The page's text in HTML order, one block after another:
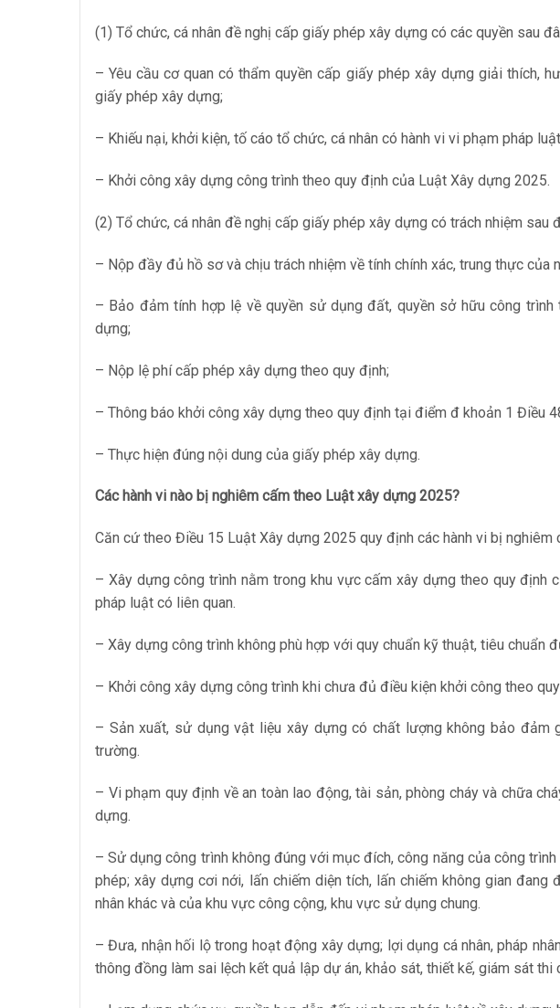
(1) Tổ chức, cá nhân đề nghị cấp giấy phép xây dựng có các quyền sau
– Yêu cầu cơ quan có thẩm quyền cấp giấy phép xây dựng giải thích,
giấy phép xây dựng;
– Khiếu nại, khởi kiện, tố cáo tổ chức, cá nhân có hành vi vi phạm pháp
– Khởi công xây dựng công trình theo quy định của Luật Xây dựng 2025.
(2) Tổ chức, cá nhân đề nghị cấp giấy phép xây dựng có trách nhiệm sau
– Nộp đầy đủ hồ sơ và chịu trách nhiệm về tính chính xác, trung thực
– Bảo đảm tính hợp lệ về quyền sử dụng đất, quyền sở hữu công
dựng;
– Nộp lệ phí cấp phép xây dựng theo quy định;
– Thông báo khởi công xây dựng theo quy định tại điểm đ khoản 1 Điều
– Thực hiện đúng nội dung của giấy phép xây dựng.
Các hành vi nào bị nghiêm cấm theo Luật xây dựng 2025?
Căn cứ theo Điều 15 Luật Xây dựng 2025 quy định các hành vi bị nghiêm
– Xây dựng công trình nằm trong khu vực cấm xây dựng theo quy định
pháp luật có liên quan.
– Xây dựng công trình không phù hợp với quy chuẩn kỹ thuật, tiêu chuẩn
– Khởi công xây dựng công trình khi chưa đủ điều kiện khởi công theo
– Sản xuất, sử dụng vật liệu xây dựng có chất lượng không bảo đảm
trường.
– Vi phạm quy định về an toàn lao động, tài sản, phòng cháy và chữa
dựng.
– Sử dụng công trình không đúng với mục đích, công năng của công
phép; xây dựng cơi nới, lấn chiếm diện tích, lấn chiếm không gian
nhân khác và của khu vực công cộng, khu vực sử dụng chung.
– Đưa, nhận hối lộ trong hoạt động xây dựng; lợi dụng cá nhân, pháp
thông đồng làm sai lệch kết quả lập dự án, khảo sát, thiết kế, giám sát thi